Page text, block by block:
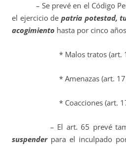
– Se prevé en el Código
el ejercicio de patria potestad,
acogimiento hasta por cinco
* Malos tratos (art.
* Amenazas (art.
* Coacciones (art.
– El art. 65 prevé
suspenderpara el inculpado